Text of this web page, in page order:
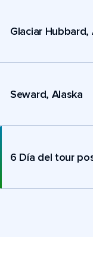
Glaciar Hubbard,
Seward, Alaska
6 Día del tour